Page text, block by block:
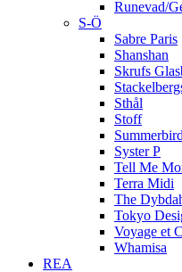
Runevad/
S-Ö
Sabre Paris
Shanshan
Skrufs
Sthål
Stoff
Summerbird
Syster P
Tell Me
Terra Midi
The
Tokyo
Voyage et
Whamisa
REA